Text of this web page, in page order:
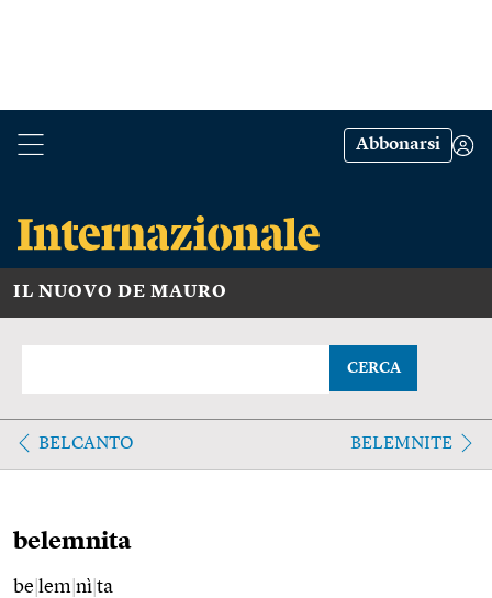
Abbonarsi
IL NUOVO DE MAURO
CERCA
BELCANTO BELEMNITE
belemnita
be lem nì ta